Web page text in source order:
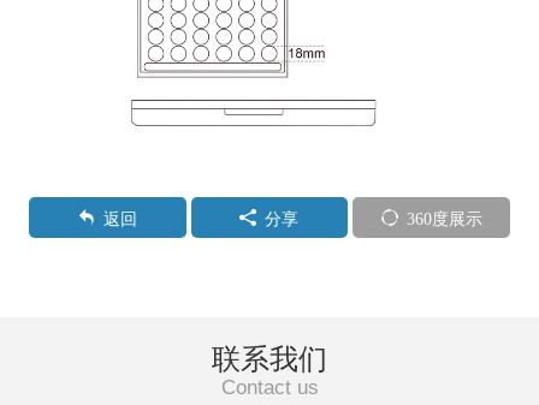
返回 分享 360度展示
联系我们
Contact us